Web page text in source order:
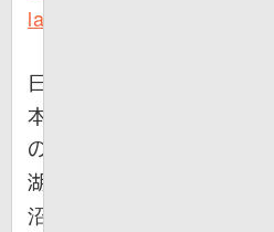
lakes
日
本
の
湖
沼